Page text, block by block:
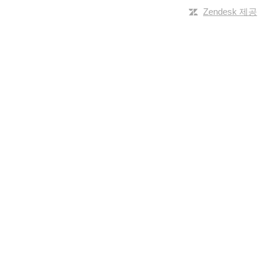
Zendesk 제공